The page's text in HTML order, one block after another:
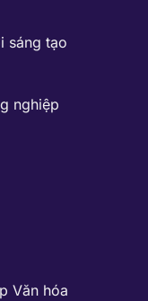
sáng tạo
nghiệp
Văn hóa